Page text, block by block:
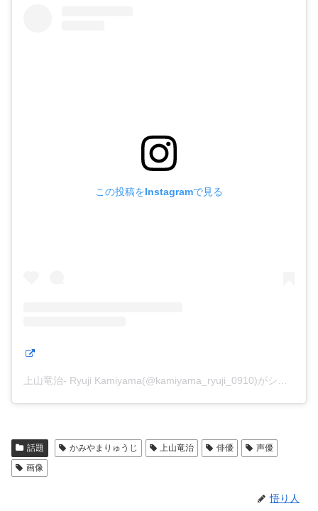
この投稿をInstagramで見る
上山竜治- Ryuji Kamiyama(@kamiyama_ryuji_0910)がシェアした投稿
話題 かみやまりゅうじ 上山竜治 俳優
声優
画像
悟り人